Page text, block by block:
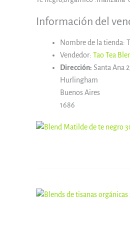
Información del
Nombre de la tienda:
Vendedor: Tao Tea
Dirección: Santa Ana
Hurlingham
Buenos Aires
1686